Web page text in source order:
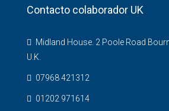
Contacto colaborador UK
Midland House. 2 Poole Road
U.K.
07968 421312
01202 971614